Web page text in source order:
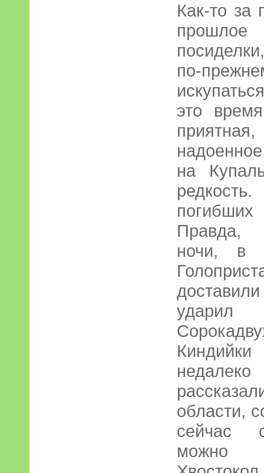
Как-то
по-
это
на
Правда,
ночи, в
области,
сейчас
можно